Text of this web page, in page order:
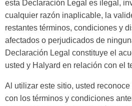
esta Declaración Legal es ilegal,
cualquier razón inaplicable, la
restantes términos, condiciones y
afectados o perjudicados de
Declaración Legal constituye el
usted y Halyard en relación con el
Al utilizar este sitio, usted
con los términos y condiciones